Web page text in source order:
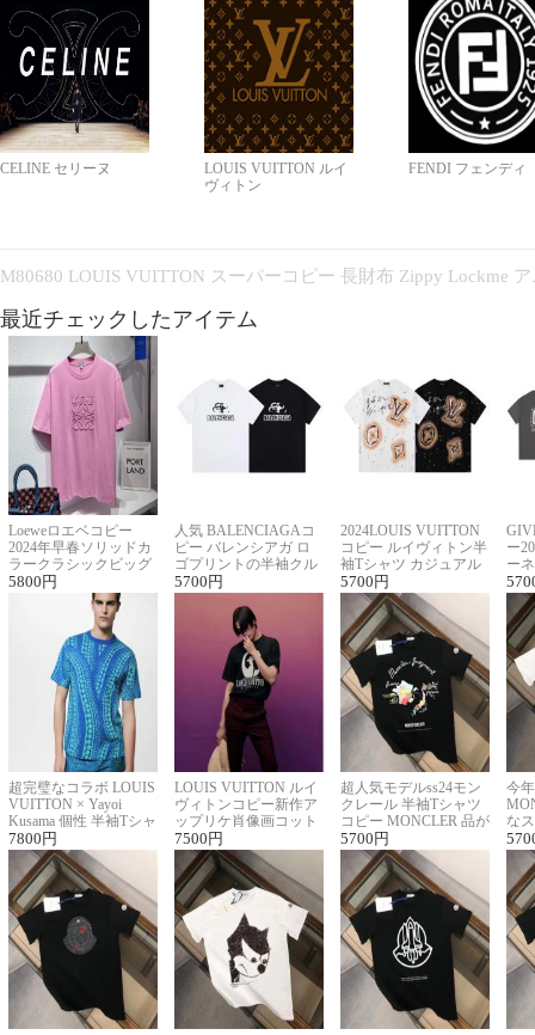
CELINE セリーヌ
LOUIS VUITTON ルイ
ヴィトン
FENDI フェンディ
M80680 LOUIS VUITTON スーパーコピー 長財布 Zippy Lockme
最近チェックしたアイテム
Loeweロエベコピー
2024年早春ソリッドカ
ラークラシックビッグ
ロゴ刺繍Tシャツ
5800 円
人気 BALENCIAGAコ
ピー バレンシアガ ロ
ゴプリントの半袖クル
ーネックTシャツ
5700 円
2024LOUIS VUITTON
コピー ルイヴィトン半
袖Tシャツ カジュアル
に馴染む 2色展開
5700 円
ー
ー
ー
超完璧なコラボ LOUIS
VUITTON × Yayoi
Kusama 個性 半袖Tシャ
ツコピー男女兼用
7800 円
LOUIS VUITTON ルイ
ヴィトンコピー新作ア
ップリケ肖像画コット
ンニット半袖Tシャツ
7500 円
超人気モデルss24モン
クレール 半袖Tシャツ
コピー MONCLER 品が
良く見た目
5700 円
今
な
ル